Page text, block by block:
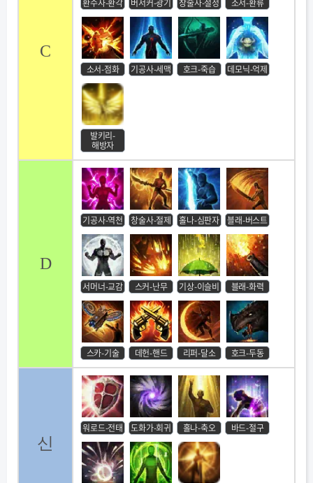
C
환수사-환각 버서커-광기 창술사-절정 소서-환류
소서-점화 기공사-세맥 호크-죽습 데모닉-억제
발키리-
해방자
D
기공사-역천 창술사-절제 홀나-심판자 블래-버스트
서머너-교감 스커-난무 기상-이슬비 블래-화력
스카-기술 데헌-핸드 리퍼-달소 호크-두동
신
워로드-전태 도화가-회귀 홀나-축오 바드-절구